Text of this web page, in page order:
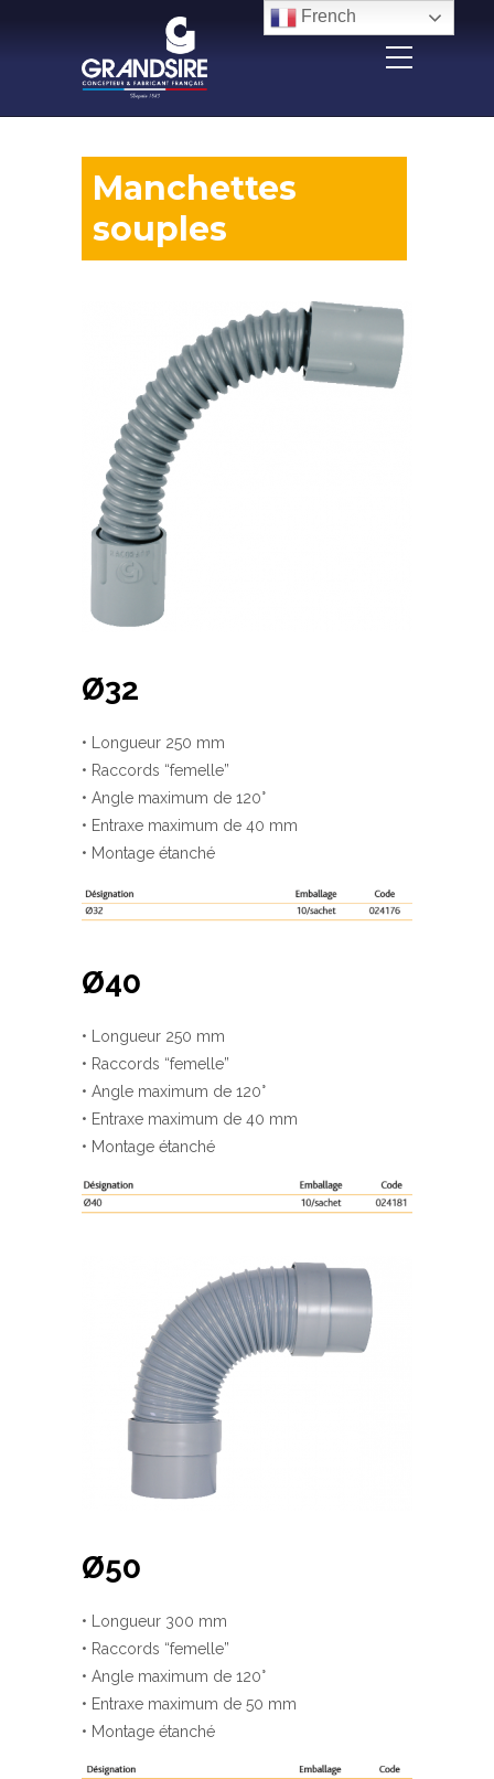
Manchettes
souples
Ø32
• Longueur 250 mm
• Raccords “femelle”
• Angle maximum de 120°
• Entraxe maximum de 40 mm
• Montage étanché
Ø40
• Longueur 250 mm
• Raccords “femelle”
• Angle maximum de 120°
• Entraxe maximum de 40 mm
• Montage étanché
Ø50
• Longueur 300 mm
• Raccords “femelle”
• Angle maximum de 120°
• Entraxe maximum de 50 mm
• Montage étanché
French